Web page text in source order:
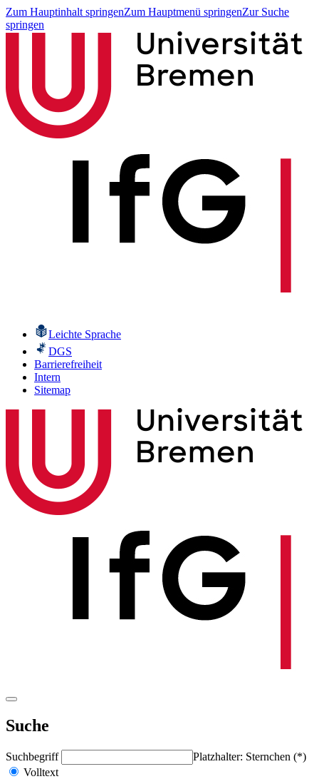
Zum Hauptinhalt springenZum Hauptmenü springenZur Suche
springen
Leichte Sprache
DGS
Barrierefreiheit
Intern
Sitemap
Suche
Suchbegriff
Platzhalter: Sternchen (*)
Volltext